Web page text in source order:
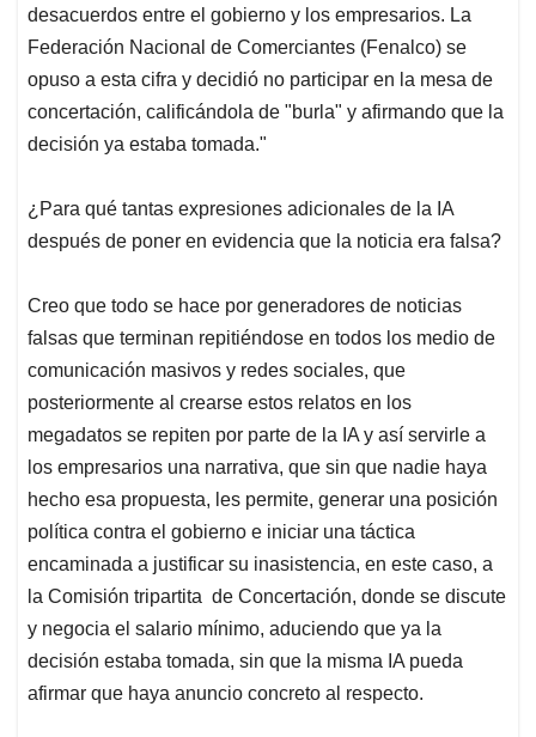
desacuerdos entre el gobierno y los empresarios. La
Federación Nacional de Comerciantes (Fenalco) se
opuso a esta cifra y decidió no participar en la mesa de
concertación, calificándola de "burla" y afirmando que la
decisión ya estaba tomada."
¿Para qué tantas expresiones adicionales de la IA
después de poner en evidencia que la noticia era falsa?
Creo que todo se hace por generadores de noticias
falsas que terminan repitiéndose en todos los medio de
comunicación masivos y redes sociales, que
posteriormente al crearse estos relatos en los
megadatos se repiten por parte de la IA y así servirle a
los empresarios una narrativa, que sin que nadie haya
hecho esa propuesta, les permite, generar una posición
política contra el gobierno e iniciar una táctica
encaminada a justificar su inasistencia, en este caso, a
la Comisión tripartita de Concertación, donde se discute
y negocia el salario mínimo, aduciendo que ya la
decisión estaba tomada, sin que la misma IA pueda
afirmar que haya anuncio concreto al respecto.